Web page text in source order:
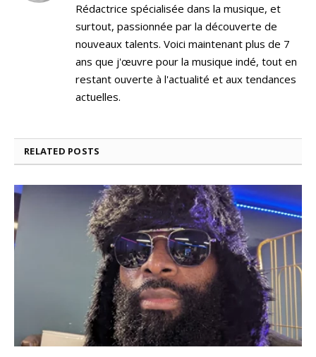
Rédactrice spécialisée dans la musique, et
surtout, passionnée par la découverte de
nouveaux talents. Voici maintenant plus de 7
ans que j'œuvre pour la musique indé, tout en
restant ouverte à l'actualité et aux tendances
actuelles.
RELATED POSTS